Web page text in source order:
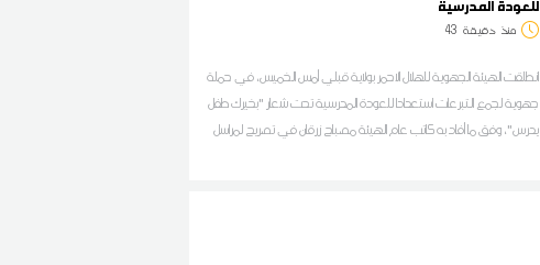
للعودة المدرسية
منذ دقيقة 43
انطلقت الهيئة الجهوية للهلال الاحمر بولاية قبلي أمس الخميس، في حملة
جهوية لجمع التبرعات استعدادا للعودة المدرسية تحت شعار "بخيرك طفل
يدرس"، وفق ما أفاد به كاتب عام الهيئة مصباح زرقان في تصريح لمراسل